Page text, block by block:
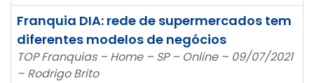
Franquia DIA: rede de supermercados tem
diferentes modelos de negócios
TOP Franquias – Home – SP – Online – 09/07/2021
– Rodrigo Brito